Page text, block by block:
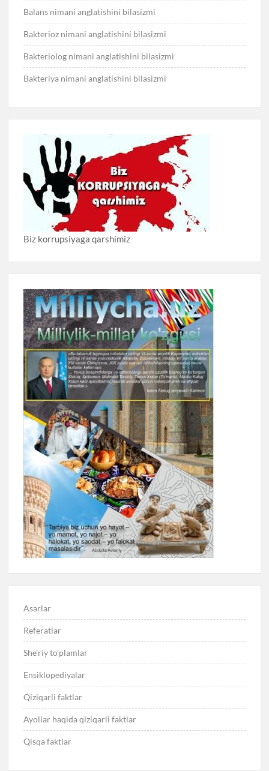
Balans nimani anglatishini bilasizmi
Bakterioz nimani anglatishini bilasizmi
Bakteriolog nimani anglatishini bilasizmi
Bakteriya nimani anglatishini bilasizmi
Biz korrupsiyaga qarshimiz
Asarlar
Referatlar
She’riy to’plamlar
Ensiklopediyalar
Qiziqarli faktlar
Ayollar haqida qiziqarli faktlar
Qisqa faktlar